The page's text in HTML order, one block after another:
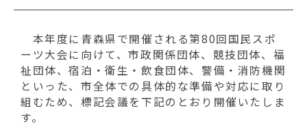
本年度に青森県で開催される第80回国民スポ
ーツ大会に向けて、市政関係団体、競技団体、福
祉団体、宿泊・衛生・飲食団体、警備・消防機関
といった、市全体での具体的な準備や対応に取り
組むため、標記会議を下記のとおり開催いたしま
す。